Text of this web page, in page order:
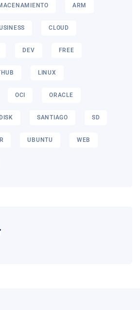
ARM
CLOUD
DEV FREE
LINUX
OCI ORACLE
SANTIAGO SD
UBUNTU WEB